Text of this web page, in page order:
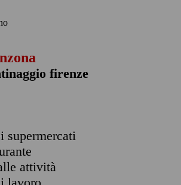
firenze
supermercati
attività